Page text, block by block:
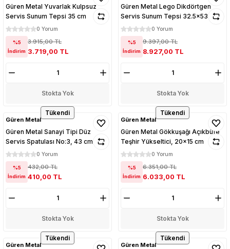
Güren Metal Yuvarlak Kulpsuz
Servis Sunum Tepsi 35 cm
0 Yorum
%5
İndirim
3.915,00 TL
3.719,00 TL
Stokta Yok
Güren Metal Lego Dikdörtgen
Servis Sunum Tepsi 32.5x53 cm
0 Yorum
%5
İndirim
9.397,00 TL
8.927,00 TL
Stokta Yok
Tükendi
Güren Metal
Güren Metal Sanayi Tipi Düz
Servis Spatulası No:3, 43 cm
0 Yorum
%5
İndirim
432,00 TL
410,00 TL
Stokta Yok
Tükendi
Güren Metal
Güren Metal Gökkuşağı Açıkbüfe
Teşhir Yükseltici, 20x15 cm
0 Yorum
%5
İndirim
6.351,00 TL
6.033,00 TL
Stokta Yok
Tükendi
Güren Metal
Tükendi
Güren Metal